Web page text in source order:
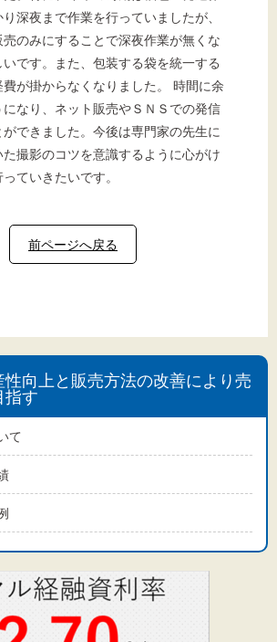
性向上と販売方法の改善により売
指す
て
深夜まで作業を行っていましたが、
のみにすることで深夜作業が無くな
いです。また、包装する袋を統一する
費が掛からなくなりました。 時間に余
なり、ネット販売やＳＮＳでの発信
ができました。今後は専門家の先生に
撮影のコツを意識するように心がけ
ていきたいです。
前ページへ戻る